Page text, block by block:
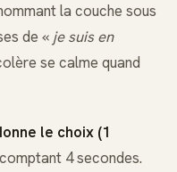
la couche sous
de « je suis en
se calme quand
le choix (1
4 secondes.